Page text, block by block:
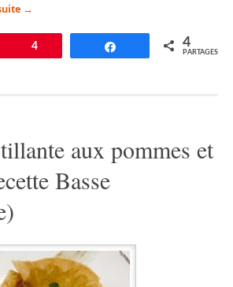
→
Épingle
4 Partagez 4
PARTAGES
aux pommes et
Basse